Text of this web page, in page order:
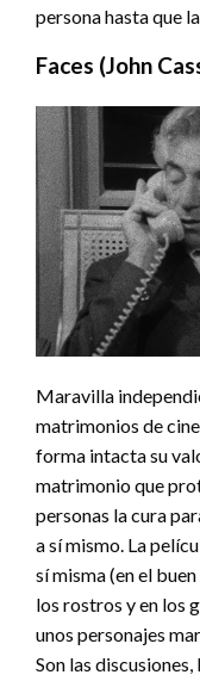
persona hasta que
Faces (John
Maravilla
matrimonios de
forma intacta su
matrimonio que
personas la cura
a sí mismo. La
sí misma (en el
los rostros y en los
unos personajes
Son las